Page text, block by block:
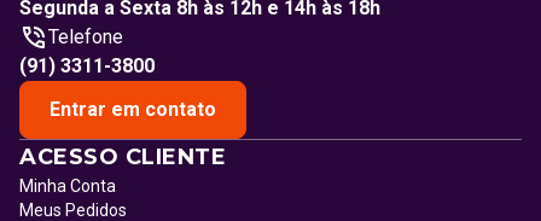
Segunda a Sexta 8h às 12h e 14h às 18h
Telefone
(91) 3311-3800
Entrar em contato
ACESSO CLIENTE
Minha Conta
Meus Pedidos